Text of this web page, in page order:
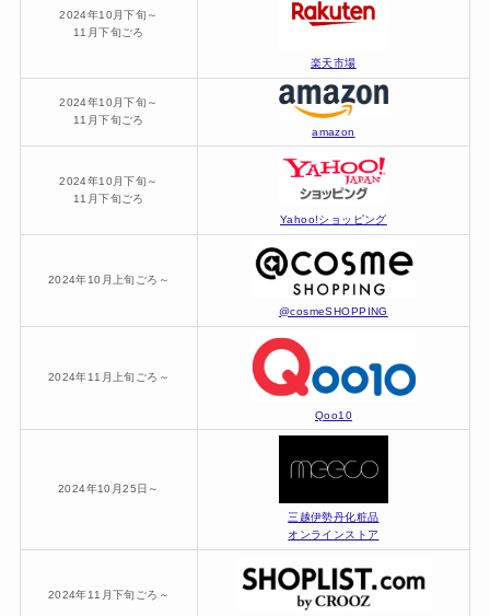
2024年10月下旬～
11月下旬ごろ
楽天市場
2024年10月下旬～
11月下旬ごろ
amazon
2024年10月下旬～
11月下旬ごろ
Yahoo!ショッピング
2024年10月上旬ごろ～
@cosmeSHOPPING
2024年11月上旬ごろ～
Qoo10
2024年10月25日～
三越伊勢丹化粧品
オンラインストア
2024年11月下旬ごろ～